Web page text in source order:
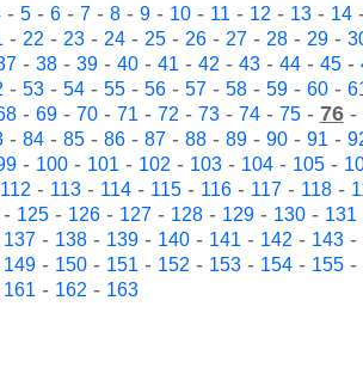
- 5- 6- 7- 8- 9- 10- 11- 12- 13- 14
- 22- 23- 24- 25- 26- 27- 28- 29-
- 38- 39- 40- 41- 42- 43- 44- 45-
- 53- 54- 55- 56- 57- 58- 59- 60-
- 69- 70- 71- 72- 73- 74- 75- 76-
- 84- 85- 86- 87- 88- 89- 90- 91-
- 100- 101- 102- 103- 104- 105-
112- 113- 114- 115- 116- 117- 118-
125- 126- 127- 128- 129- 130- 131
137- 138- 139- 140- 141- 142- 143-
149- 150- 151- 152- 153- 154- 155-
161- 162- 163